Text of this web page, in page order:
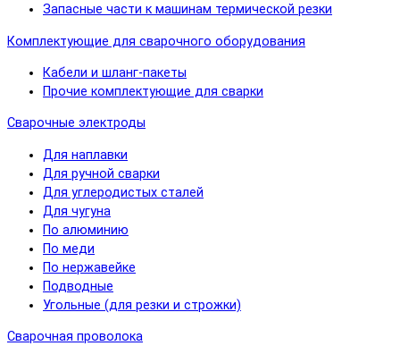
Запасные части к машинам термической резки
Комплектующие для сварочного оборудования
Кабели и шланг-пакеты
Прочие комплектующие для сварки
Сварочные электроды
Для наплавки
Для ручной сварки
Для углеродистых сталей
Для чугуна
По алюминию
По меди
По нержавейке
Подводные
Угольные (для резки и строжки)
Сварочная проволока